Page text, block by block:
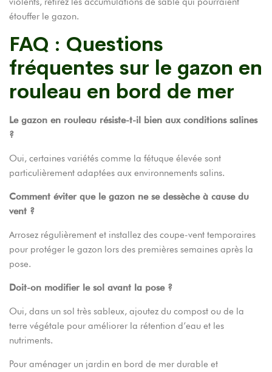
étouffer le gazon.
FAQ : Questions
fréquentes sur le gazon en
rouleau en bord de mer
Le gazon en rouleau résiste-t-il bien aux conditions salines
?
Oui, certaines variétés comme la fétuque élevée sont
particulièrement adaptées aux environnements salins.
Comment éviter que le gazon ne se dessèche à cause du
vent ?
Arrosez régulièrement et installez des coupe-vent temporaires
pour protéger le gazon lors des premières semaines après la
pose.
Doit-on modifier le sol avant la pose ?
Oui, dans un sol très sableux, ajoutez du compost ou de la
terre végétale pour améliorer la rétention d’eau et les
nutriments.
Pour aménager un jardin en bord de mer durable et